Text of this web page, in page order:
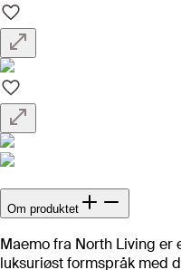
Om produktet
Maemo fra North Living er
luksuriøst formspråk med